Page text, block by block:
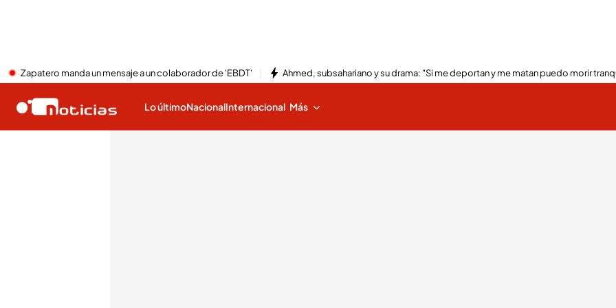
Zapatero manda un mensaje a un colaborador de 'EBDT' Ahmed, subsahariano y su drama: "Si me deportan y me matan puedo morir
Lo últimoNacionalInternacional Más